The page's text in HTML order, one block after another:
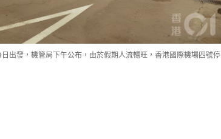
出發，機管局下午公布，由於假期人流暢旺，香港國際機場四號停